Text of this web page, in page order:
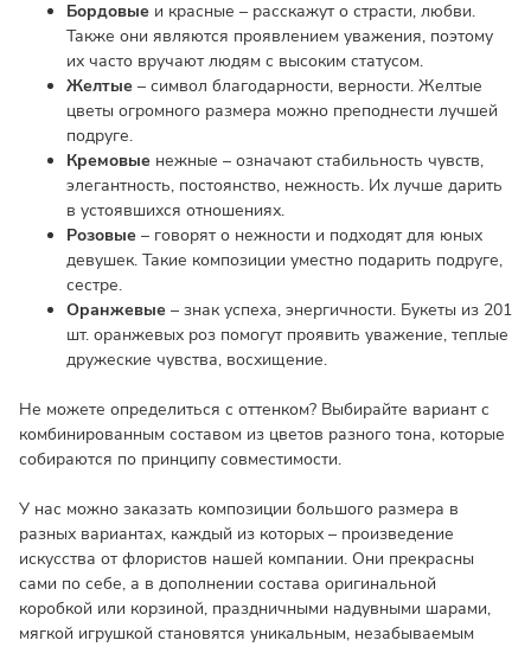
Бордовые и красные – расскажут о страсти, любви.
Также они являются проявлением уважения, поэтому
их часто вручают людям с высоким статусом.
Желтые – символ благодарности, верности. Желтые
цветы огромного размера можно преподнести лучшей
подруге.
Кремовые нежные – означают стабильность чувств,
элегантность, постоянство, нежность. Их лучше дарить
в устоявшихся отношениях.
Розовые – говорят о нежности и подходят для юных
девушек. Такие композиции уместно подарить подруге,
сестре.
Оранжевые – знак успеха, энергичности. Букеты из 201
шт. оранжевых роз помогут проявить уважение, теплые
дружеские чувства, восхищение.
Не можете определиться с оттенком? Выбирайте вариант с
комбинированным составом из цветов разного тона, которые
собираются по принципу совместимости.
У нас можно заказать композиции большого размера в
разных вариантах, каждый из которых – произведение
искусства от флористов нашей компании. Они прекрасны
сами по себе, а в дополнении состава оригинальной
коробкой или корзиной, праздничными надувными шарами,
мягкой игрушкой становятся уникальным, незабываемым